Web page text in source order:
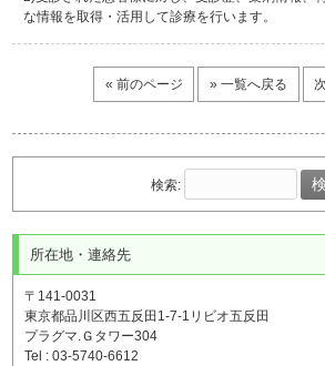
な情報を取得・活用して診療を行います。
« 前のページ » 一覧へ戻る
検索:
所在地・連絡先
〒141-0031
東京都品川区西五反田1-7-1リビオ五反田
プラグマ.Ｇタワー304
Tel : 03-5740-6612